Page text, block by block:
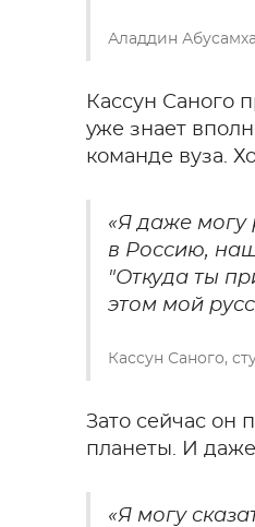
Аладдин
Кассун Саного
уже знает
команде вуза.
«Я даже могу
в Россию,
"Откуда ты
этом мой
Кассун Саного,
Зато сейчас он
планеты. И
«Я могу